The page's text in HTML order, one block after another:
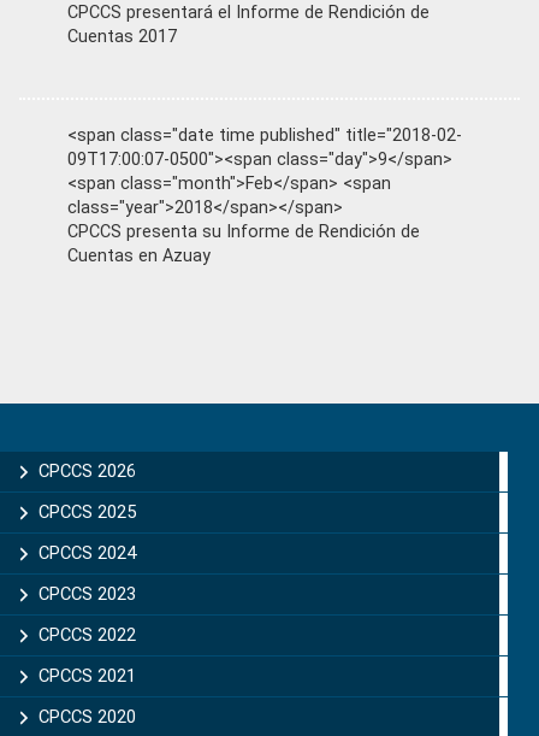
CPCCS presentará el Informe de Rendición de
Cuentas 2017
<span class="date time published" title="2018-02-
09T17:00:07-0500"><span class="day">9</span>
<span class="month">Feb</span> <span
class="year">2018</span></span>
CPCCS presenta su Informe de Rendición de
Cuentas en Azuay
Sidebar
CPCCS 2026
CPCCS 2025
CPCCS 2024
CPCCS 2023
CPCCS 2022
CPCCS 2021
CPCCS 2020